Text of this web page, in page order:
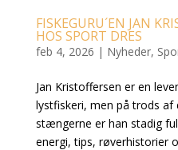
FISKEGURU´EN JAN
HOS SPORT DRES
feb 4, 2026 | Nyheder,
Jan Kristoffersen er en
lystfiskeri, men på trods af
stængerne er han stadig
energi, tips, røverhistorier